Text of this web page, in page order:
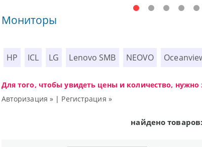
Мониторы
HP ICL LG Lenovo SMB NEOVO
Для того, чтобы увидеть цены и количество, нужно
Авторизация » | Регистрация »
найдено товаров: